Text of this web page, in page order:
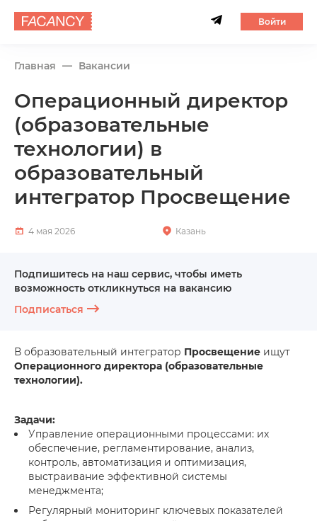
Войти
Главная Вакансии
Операционный директор
(образовательные
технологии) в
образовательный
интегратор Просвещение
4 мая 2026 Казань
Подпишитесь на наш сервис, чтобы иметь
возможность откликнуться на вакансию
Подписаться
В образовательный интегратор Просвещение ищут
Операционного директора (образовательные
технологии).
Задачи:
Управление операционными процессами: их
обеспечение, регламентирование, анализ,
контроль, автоматизация и оптимизация,
выстраивание эффективной системы
менеджмента;
Регулярный мониторинг ключевых показателей